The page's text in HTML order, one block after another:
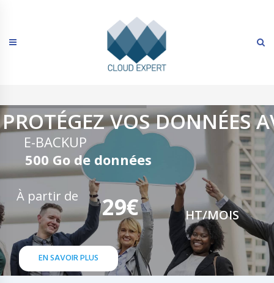
PROTÉGEZ VOS DONNÉES
29€
E-BACKUP
EN SAVOIR PLUS
500 Go de données
HT/MOIS
À partir de